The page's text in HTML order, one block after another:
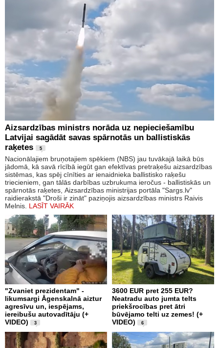
Aizsardzības ministrs norāda uz nepieciešamību
Latvijai sagādāt savas spārnotās un ballistiskās
raķetes
5
Nacionālajiem bruņotajiem spēkiem (NBS) jau tuvākajā laikā būs
jādomā, kā savā rīcībā iegūt gan efektīvas pretraķešu aizsardzības
sistēmas, kas spēj cīnīties ar ienaidnieka ballistisko raķešu
triecieniem, gan tālās darbības uzbrukuma ieročus - ballistiskās un
spārnotās raķetes, Aizsardzības ministrijas portāla "Sargs.lv"
raidierakstā "Droši ir zināt" paziņojis aizsardzības ministrs Raivis
Melnis. LASĪT VAIRĀK
"Zvaniet prezidentam" -
likumsargi Āgenskalnā aiztur
agresīvu un, iespējams,
iereibušu autovadītāju (+
VIDEO)
3
3600 EUR pret 255 EUR?
Neatradu auto jumta telts
priekšrocības pret ātri
būvējamo telti uz zemes! (+
VIDEO)
6